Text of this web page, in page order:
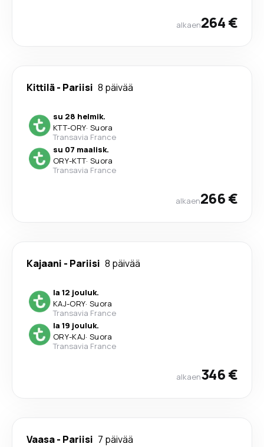
alkaen264 €
Kittilä- Pariisi 8 päivää
su 28 helmik.
KTT-ORY· Suora
Transavia France
su 07 maalisk.
ORY-KTT· Suora
Transavia France
alkaen266 €
Kajaani - Pariisi 8 päivää
la 12 jouluk.
KAJ-ORY· Suora
Transavia France
la 19 jouluk.
ORY-KAJ· Suora
Transavia France
alkaen346 €
Vaasa- Pariisi 7 päivää